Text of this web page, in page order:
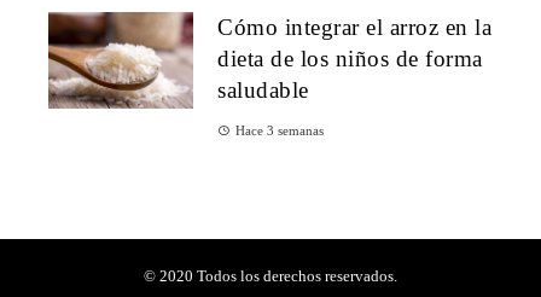
Cómo integrar el arroz en la
dieta de los niños de forma
saludable
Hace 3 semanas
© 2020 Todos los derechos reservados.